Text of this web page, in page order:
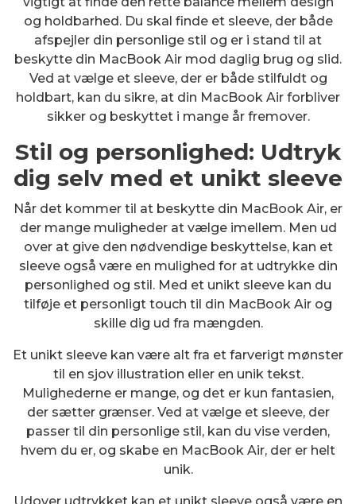
og holdbarhed. Du skal finde et sleeve, der både
afspejler din personlige stil og er i stand til at
beskytte din MacBook Air mod daglig brug og slid.
Ved at vælge et sleeve, der er både stilfuldt og
holdbart, kan du sikre, at din MacBook Air forbliver
sikker og beskyttet i mange år fremover.
Stil og personlighed: Udtryk
dig selv med et unikt sleeve
Når det kommer til at beskytte din MacBook Air, er
der mange muligheder at vælge imellem. Men ud
over at give den nødvendige beskyttelse, kan et
sleeve også være en mulighed for at udtrykke din
personlighed og stil. Med et unikt sleeve kan du
tilføje et personligt touch til din MacBook Air og
skille dig ud fra mængden.
Et unikt sleeve kan være alt fra et farverigt mønster
til en sjov illustration eller en unik tekst.
Mulighederne er mange, og det er kun fantasien,
der sætter grænser. Ved at vælge et sleeve, der
passer til din personlige stil, kan du vise verden,
hvem du er, og skabe en MacBook Air, der er helt
unik.